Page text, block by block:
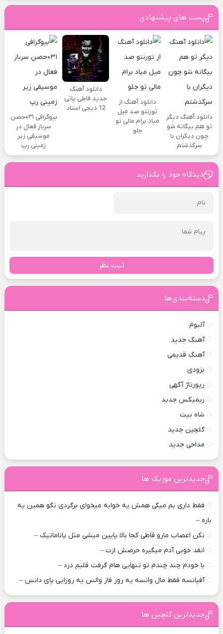
پست های پیشنهادی
دانلود آهنگ دیگر
تو هم بیگانه شو
چون دیگران با
سرگذشتم
دانلود آهنگ از
تورنتو صد میل
میاد برام مالی تو
جلو
دانلود آهنگ
جدید قاطی پاتی
12 دیجی استاد
بیوگرافی ۰۳۱حصن
سرباز فعال در
موسیقی زیر
زمینی رپ
دیدگاه خود را بگذارید
ثبت نظر
دسته‌بندی‌ها
آلبوم
آهنگ جدید
آهنگ قدیمی
بزودی
رپورتاژ آگهی
ریمیکس جدید
شاه بیت
گلچین جدید
مداحی جدید
جدیدترین موزیک ها
فقط داری بم میگی همش یه خوابه میخوای برگردی نگو همین یه
باره –
نکن اعصاب مارو قاطی کجا بالا پایین میشی مثل پاناماتیک –
انقد خوبی آدم میگیره حرصش ازت –
با خودم چند چندم تو تنهایی هام گرفت قلبم درد –
آفیانسه فقط مال وانسه یه روز فاز والس یه روزایی پای دانس –
جدیدترین گلچین ها